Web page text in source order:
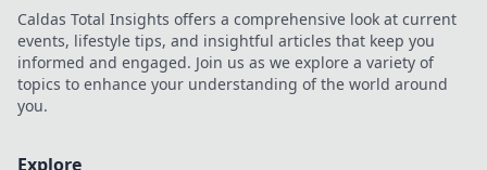
Caldas Total Insights offers a comprehensive look at current
events, lifestyle tips, and insightful articles that keep you
informed and engaged. Join us as we explore a variety of
topics to enhance your understanding of the world around
you.
Explore